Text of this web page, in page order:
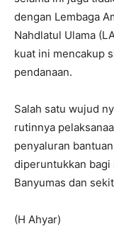
dengan Lembaga
Nahdlatul Ulama
kuat ini mencakup
pendanaan.
Salah satu wujud
rutinnya
penyaluran
diperuntukkan bagi
Banyumas dan
(H Ahyar)